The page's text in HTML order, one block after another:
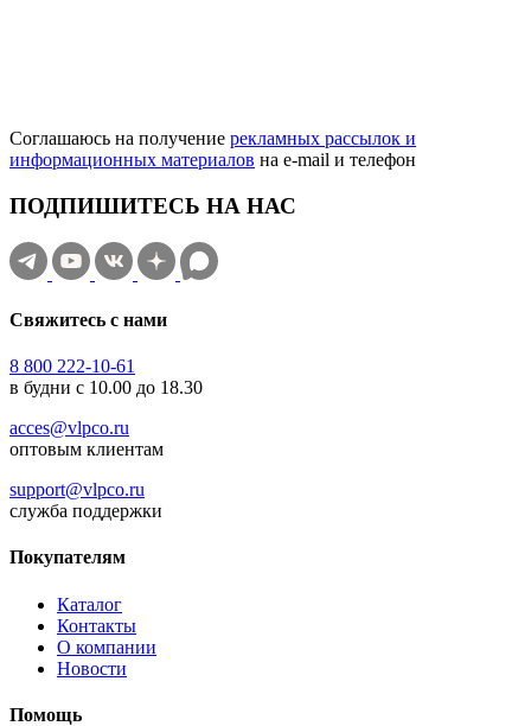
Соглашаюсь на получение рекламных рассылок и
информационных материалов на e‑mail и телефон
ПОДПИШИТЕСЬ НА НАС
Свяжитесь с нами
8 800 222-10-61
в будни с 10.00 до 18.30
acces@vlpco.ru
оптовым клиентам
support@vlpco.ru
служба поддержки
Покупателям
Каталог
Контакты
О компании
Новости
Помощь